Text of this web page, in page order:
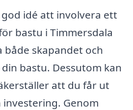
idé att involvera ett
bastu i Timmersdala
skapandet och
bastu. Dessutom kan
att du får ut
Genom